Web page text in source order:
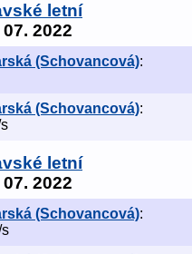
letní
07. 2022
(Schovancová):
(Schovancová):
letní
07. 2022
(Schovancová):